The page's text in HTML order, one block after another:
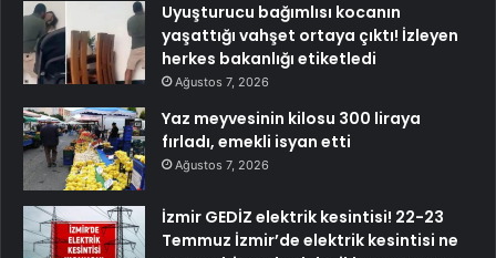
Uyuşturucu bağımlısı kocanın
yaşattığı vahşet ortaya çıktı! İzleyen
herkes bakanlığı etiketledi
Ağustos 7, 2026
Yaz meyvesinin kilosu 300 liraya
fırladı, emekli isyan etti
Ağustos 7, 2026
İzmir GEDİZ elektrik kesintisi! 22-23
Temmuz İzmir’de elektrik kesintisi ne